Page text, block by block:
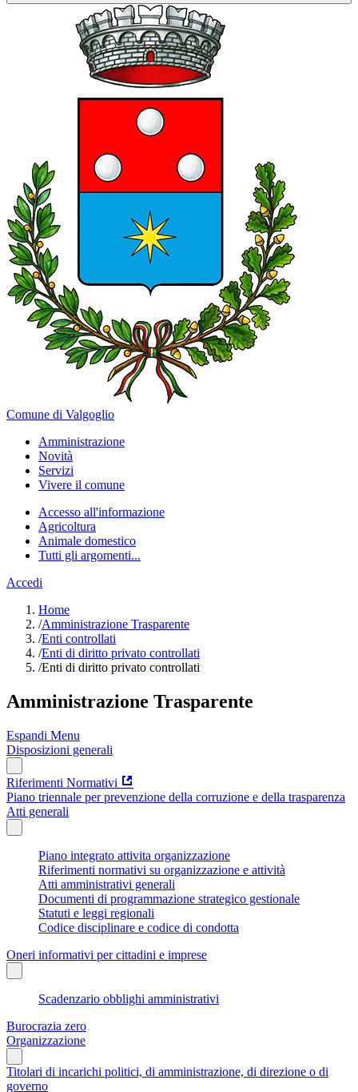
Comune di Valgoglio
Amministrazione
Novità
Servizi
Vivere il comune
Accesso all'informazione
Agricoltura
Animale domestico
Tutti gli argomenti...
Accedi
Home
/Amministrazione Trasparente
/Enti controllati
/Enti di diritto privato controllati
/Enti di diritto privato controllati
Amministrazione Trasparente
Espandi Menu
Disposizioni generali
Riferimenti Normativi
Piano triennale per prevenzione della corruzione e della trasparenza
Atti generali
Piano integrato attivita organizzazione
Riferimenti normativi su organizzazione e attività
Atti amministrativi generali
Documenti di programmazione strategico gestionale
Statuti e leggi regionali
Codice disciplinare e codice di condotta
Oneri informativi per cittadini e imprese
Scadenzario obblighi amministrativi
Burocrazia zero
Organizzazione
Titolari di incarichi politici, di amministrazione, di direzione o di
governo